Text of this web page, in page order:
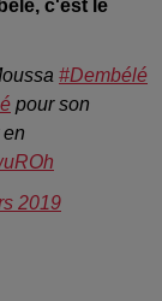
c'est le
#Dembélé
pour son
2019